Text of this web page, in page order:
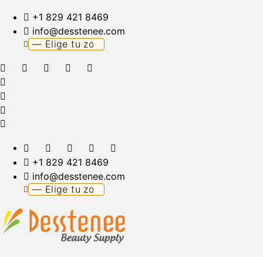
+1 829 421 8469
info@desstenee.com
+1 829 421 8469
info@desstenee.com